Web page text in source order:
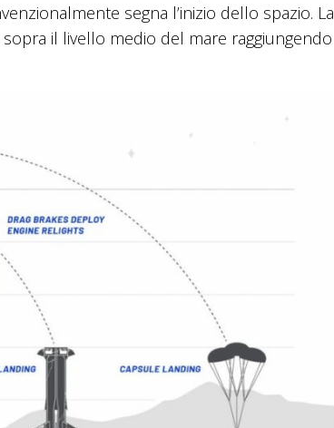
segna l’inizio dello spazio. La
il livello medio del mare raggiungendo